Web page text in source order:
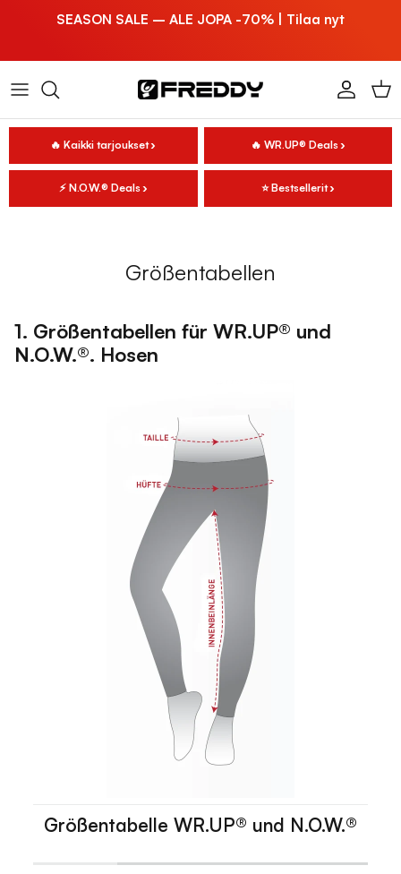
SEASON SALE – ALE JOPA -70% | Tilaa nyt
🔥 Kaikki tarjoukset 🔥 WR.UP® Deals
⚡ N.O.W.® Deals ⭐ Bestsellerit
Größentabellen
1. Größentabellen für WR.UP® und
N.O.W.®. Hosen
Größentabelle WR.UP® und N.O.W.®